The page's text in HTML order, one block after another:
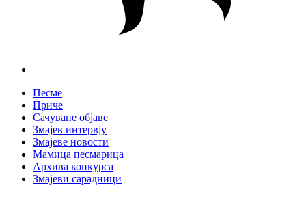
Песме
Приче
Сачуване објаве
Змајев интервју
Змајеве новости
Мамица песмарица
Архива конкурса
Змајеви сарадници